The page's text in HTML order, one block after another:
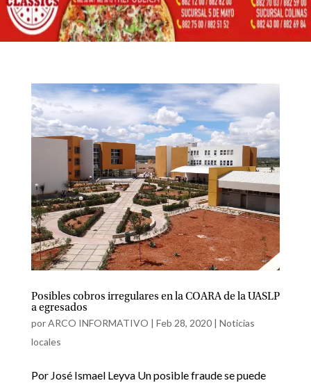
Posibles cobros irregulares en la COARA de la UASLP
a egresados
porARCO INFORMATIVO | Feb 28, 2020| Noticias
locales
Por José Ismael Leyva Un posible fraude se puede